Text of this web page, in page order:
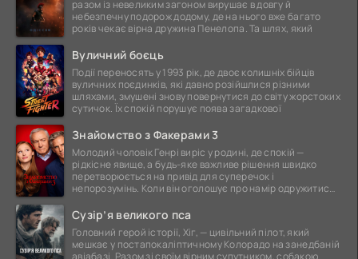
разом із невеликим загоном вирушає в довгу й
небезпечну подорож додому, де на нього вже багато
років чекає вірна дружина Пенелопа. Та шлях, який
Вуличний боєць
Події переносять у 1993 рік, де двоє колишніх бійців
вуличних поєдинків, які давно розійшлися різними
шляхами, змушені знову повернутися до світу жорстоких
сутичок. Їх спокій порушує поява загадкової
Знайомство з Факерами 3
Молодий чоловік Генрі виріс у родині, де спокій —
рідкісне явище, а будь-яке важливе рішення швидко
перетворюється на привід для суперечок і
непорозумінь. Коли він оголошує про намір одружитися,
Сузір’я великого пса
Головний герой історії, Хіг, — цивільний пілот, який
мешкає у постапокаліптичному Колорадо на занедбаній
авіабазі. Разом зі своїм вірним супутником, собакою